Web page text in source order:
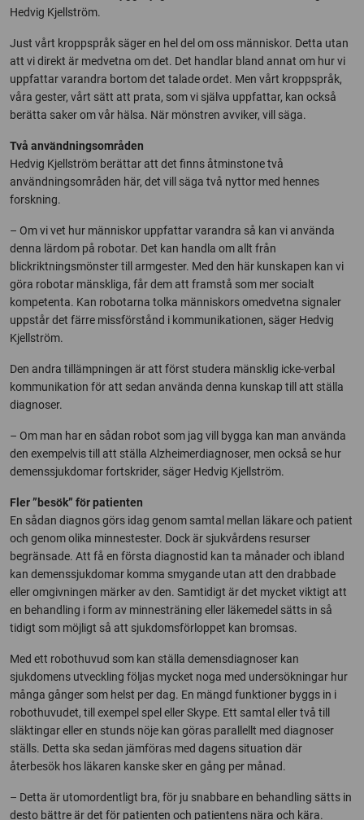
Hedvig Kjellström.
Just vårt kroppspråk säger en hel del om oss människor. Detta utan
att vi direkt är medvetna om det. Det handlar bland annat om hur vi
uppfattar varandra bortom det talade ordet. Men vårt kroppspråk,
våra gester, vårt sätt att prata, som vi själva uppfattar, kan också
berätta saker om vår hälsa. När mönstren avviker, vill säga.
Två användningsområden
Hedvig Kjellström berättar att det finns åtminstone två
användningsområden här, det vill säga två nyttor med hennes
forskning.
– Om vi vet hur människor uppfattar varandra så kan vi använda
denna lärdom på robotar. Det kan handla om allt från
blickriktningsmönster till armgester. Med den här kunskapen kan vi
göra robotar mänskliga, får dem att framstå som mer socialt
kompetenta. Kan robotarna tolka människors omedvetna signaler
uppstår det färre missförstånd i kommunikationen, säger Hedvig
Kjellström.
Den andra tillämpningen är att först studera mänsklig icke-verbal
kommunikation för att sedan använda denna kunskap till att ställa
diagnoser.
– Om man har en sådan robot som jag vill bygga kan man använda
den exempelvis till att ställa Alzheimerdiagnoser, men också se hur
demenssjukdomar fortskrider, säger Hedvig Kjellström.
Fler ”besök” för patienten
En sådan diagnos görs idag genom samtal mellan läkare och patient
och genom olika minnestester. Dock är sjukvårdens resurser
begränsade. Att få en första diagnostid kan ta månader och ibland
kan demenssjukdomar komma smygande utan att den drabbade
eller omgivningen märker av den. Samtidigt är det mycket viktigt att
en behandling i form av minnesträning eller läkemedel sätts in så
tidigt som möjligt så att sjukdomsförloppet kan bromsas.
Med ett robothuvud som kan ställa demensdiagnoser kan
sjukdomens utveckling följas mycket noga med undersökningar hur
många gånger som helst per dag. En mängd funktioner byggs in i
robothuvudet, till exempel spel eller Skype. Ett samtal eller två till
släktingar eller en stunds nöje kan göras parallellt med diagnoser
ställs. Detta ska sedan jämföras med dagens situation där
återbesök hos läkaren kanske sker en gång per månad.
– Detta är utomordentligt bra, för ju snabbare en behandling sätts in
desto bättre är det för patienten och patientens nära och kära.